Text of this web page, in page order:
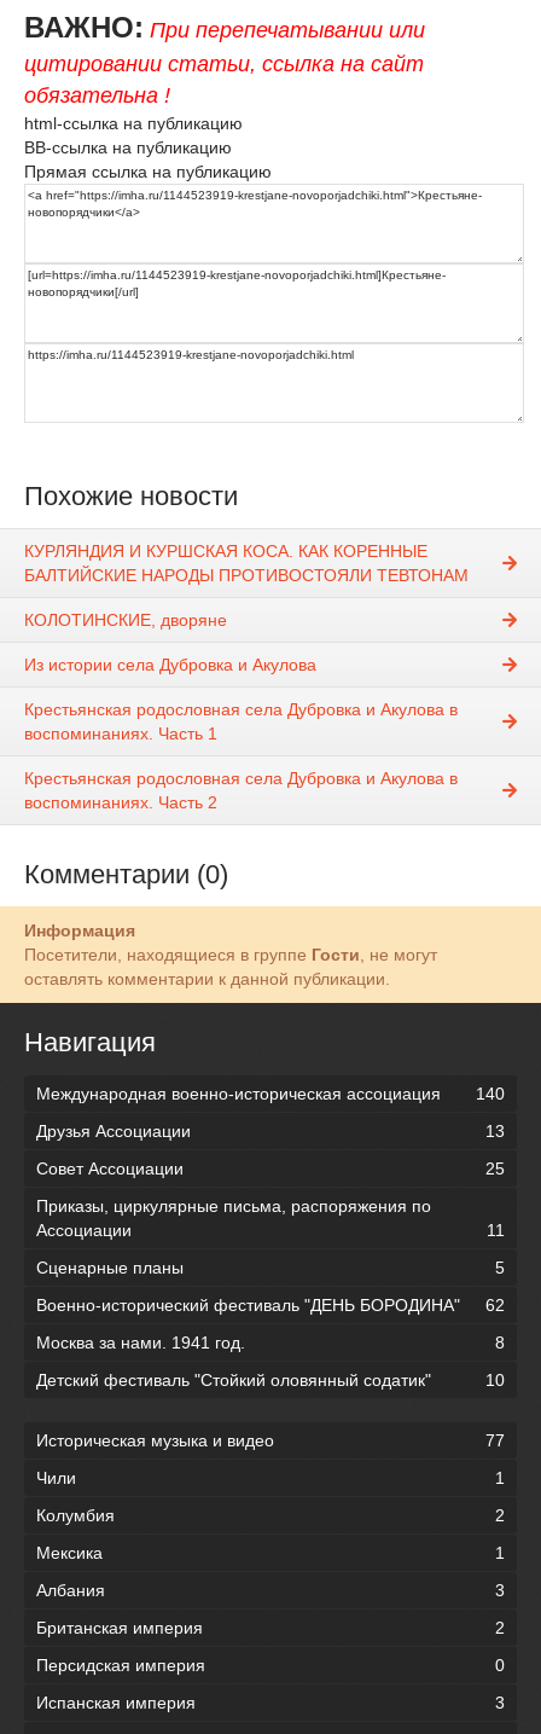
ВАЖНО: При перепечатывании или
цитировании статьи, ссылка на сайт
обязательна !
html-ссылка на публикацию
BB-ссылка на публикацию
Прямая ссылка на публикацию
Похожие новости
КУРЛЯНДИЯ И КУРШСКАЯ КОСА. КАК КОРЕННЫЕ
БАЛТИЙСКИЕ НАРОДЫ ПРОТИВОСТОЯЛИ ТЕВТОНАМ
КОЛОТИНСКИЕ, дворяне
Из истории села Дубровка и Акулова
Крестьянская родословная села Дубровка и Акулова в
воспоминаниях. Часть 1
Крестьянская родословная села Дубровка и Акулова в
воспоминаниях. Часть 2
Комментарии (0)
Информация
Посетители, находящиеся в группе Гости, не могут
оставлять комментарии к данной публикации.
Навигация
Международная военно-историческая ассоциация
140
Друзья Ассоциации
13
Совет Ассоциации
25
Приказы, циркулярные письма, распоряжения по
Ассоциации
11
Сценарные планы
5
Военно-исторический фестиваль "ДЕНЬ БОРОДИНА"
62
Москва за нами. 1941 год.
8
Детский фестиваль "Стойкий оловянный содатик"
10
Историческая музыка и видео
77
Чили
1
Колумбия
2
Мексика
1
Албания
3
Британская империя
2
Персидская империя
0
Испанская империя
3